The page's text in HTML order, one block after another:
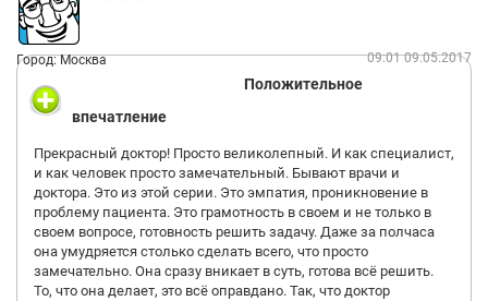
Город: Москва 09:01 09.05.2017
Положительное
впечатление
Прекрасный доктор! Просто великолепный. И как специалист,
и как человек просто замечательный. Бывают врачи и
доктора. Это из этой серии. Это эмпатия, проникновение в
проблему пациента. Это грамотность в своем и не только в
своем вопросе, готовность решить задачу. Даже за полчаса
она умудряется столько сделать всего, что просто
замечательно. Она сразу вникает в суть, готова всё решить.
То, что она делает, это всё оправдано. Так, что доктор